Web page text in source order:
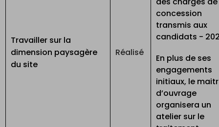
Travailler sur la
dimension paysagère
du site
Réalisé
concession
transmis aux
candidats -
En plus de ses
engagements
initiaux, le
d’ouvrage
organisera un
atelier sur le